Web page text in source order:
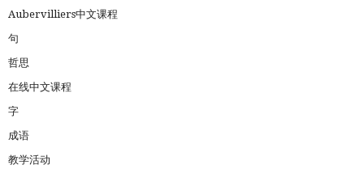
Aubervilliers中文课程
句
哲思
在线中文课程
字
成语
教学活动